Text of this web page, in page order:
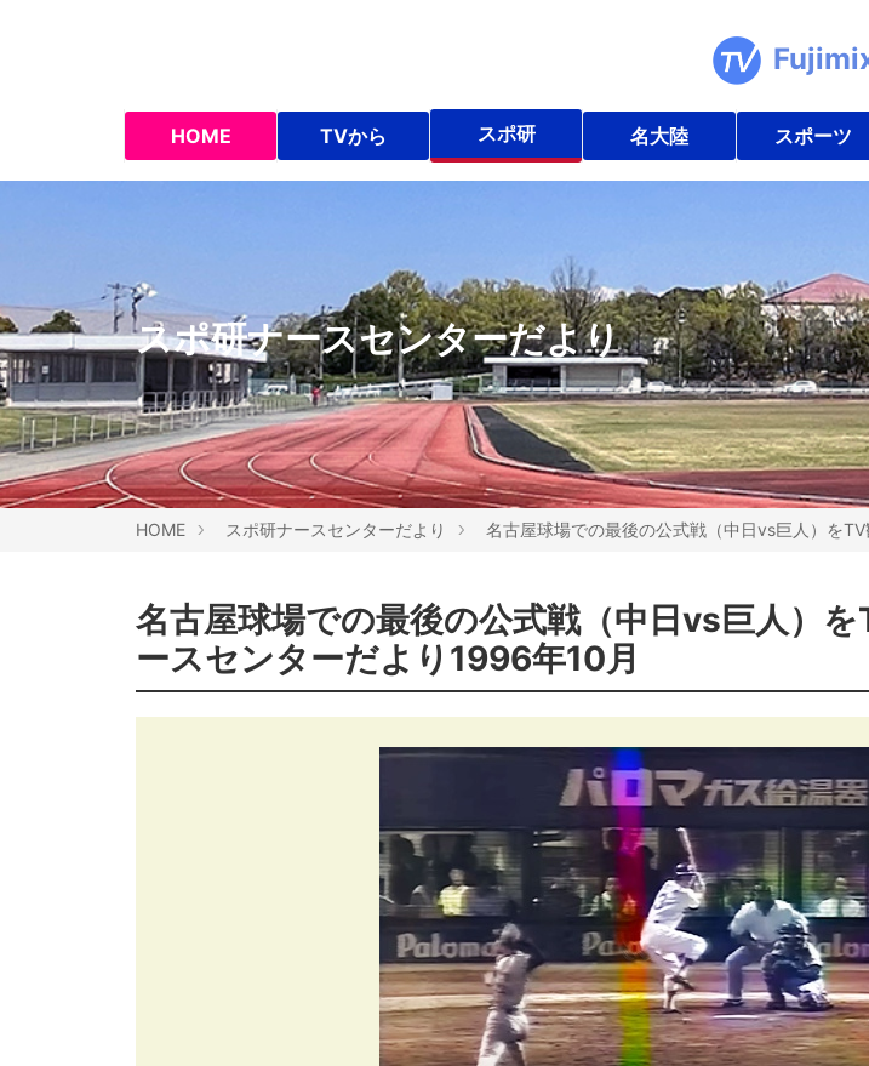
HOME TVから スポ研 名大陸 スポーツ
スポ研ナースセンターだより
HOME スポ研ナースセンターだより 名古屋球場での最後の公式戦（中日vs巨人）を
名古屋球場での最後の公式戦（中日vs巨人）
ースセンターだより1996年10月